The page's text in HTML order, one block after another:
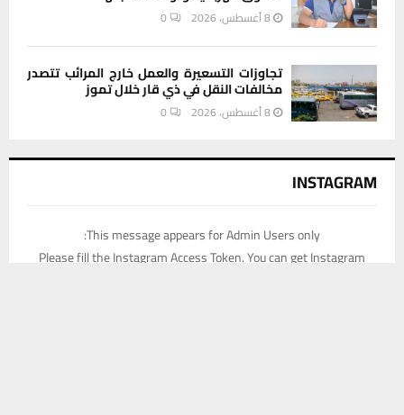
8 أغسطس، 2026 0
تجاوزات التسعيرة والعمل خارج المرائب تتصدر
مخالفات النقل في ذي قار خلال تموز
8 أغسطس، 2026 0
INSTAGRAM
This message appears for Admin Users only:
Please fill the Instagram Access Token. You can get Instagram